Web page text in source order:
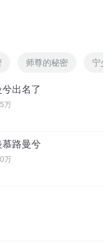
师尊的秘密 宁少
出名了
万
路曼兮
万